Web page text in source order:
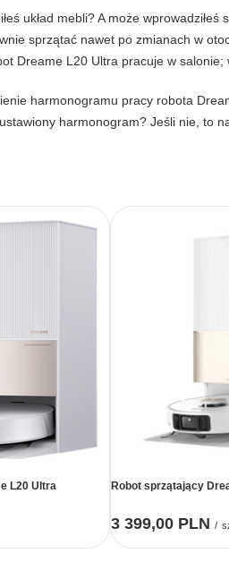
układ mebli? A może
sprzątać nawet po zmianach w
harmonogramu pracy robota
harmonogram? Jeśli nie, to
L20 Ultra Robot sprzątający
3 399,00 PLN /